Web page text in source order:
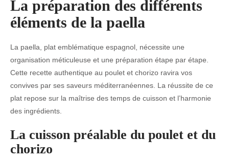
La préparation des différents
éléments de la paella
La paella, plat emblématique espagnol, nécessite une
organisation méticuleuse et une préparation étape par étape.
Cette recette authentique au poulet et chorizo ravira vos
convives par ses saveurs méditerranéennes. La réussite de ce
plat repose sur la maîtrise des temps de cuisson et l’harmonie
des ingrédients.
La cuisson préalable du poulet et du
chorizo